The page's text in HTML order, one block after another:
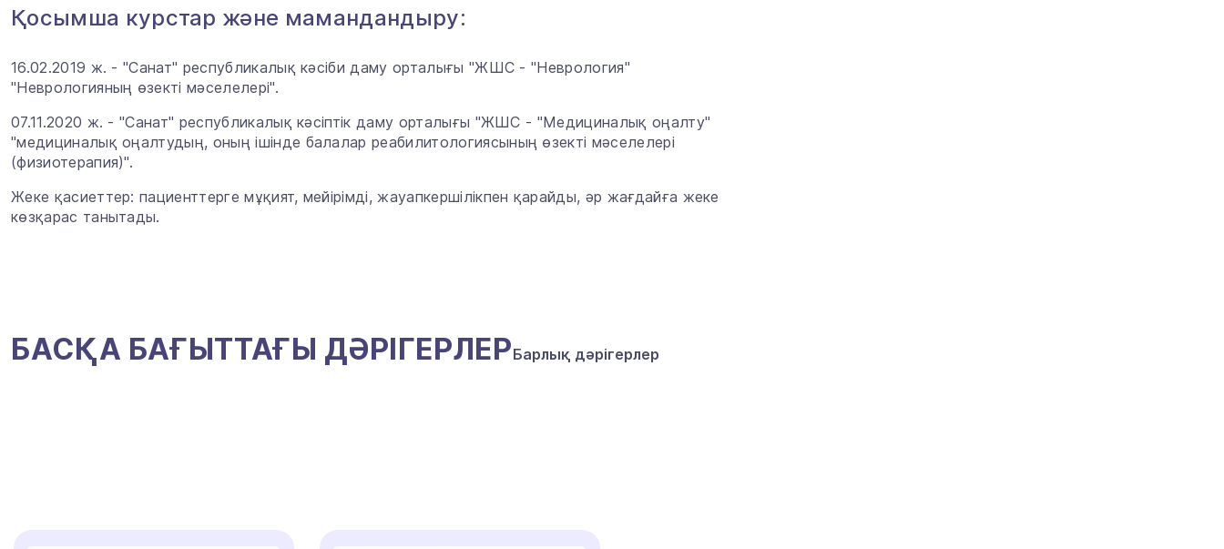
Қосымша курстар және мамандандыру:
16.02.2019 ж. - "Санат" республикалық кәсіби даму орталығы "ЖШС - "Неврология"
"Неврологияның өзекті мәселелері".
07.11.2020 ж. - "Санат" республикалық кәсіптік даму орталығы "ЖШС - "Медициналық оңалту"
"медициналық оңалтудың, оның ішінде балалар реабилитологиясының өзекті мәселелері
(физиотерапия)".
Жеке қасиеттер: пациенттерге мұқият, мейірімді, жауапкершілікпен қарайды, әр жағдайға жеке
көзқарас танытады.
БАСҚА БАҒЫТТАҒЫ ДӘРІГЕРЛЕРБарлық дәрігерлер